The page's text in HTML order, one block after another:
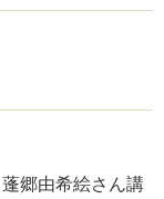
郷由希絵さん講